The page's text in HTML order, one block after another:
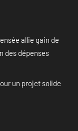
allie gain de
des dépenses
un projet solide